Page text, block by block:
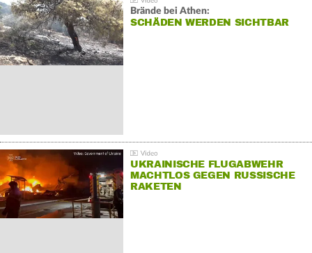
Brände bei Athen:
SCHÄDEN WERDEN SICHTBAR
UKRAINISCHE FLUGABWEHR
MACHTLOS GEGEN RUSSISCHE
RAKETEN